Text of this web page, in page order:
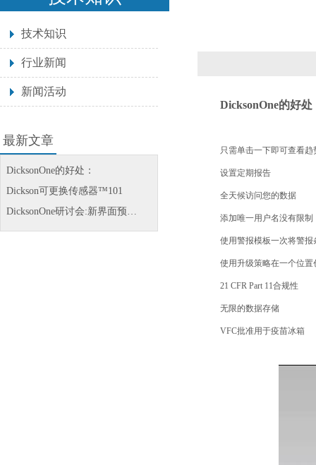
技术知识
行业新闻
新闻活动
最新文章
DicksonOne的好处：
Dickson可更换传感器™101
DicksonOne研讨会:新界面预…
DicksonOne的好处
只需单击一下即可查看
设置定期报告
全天候访问您的数据
添加唯一用户名没有限制
使用警报模板一次将警
使用升级策略在一个位
21 CFR Part 11合规性
无限的数据存储
VFC批准用于疫苗冰箱